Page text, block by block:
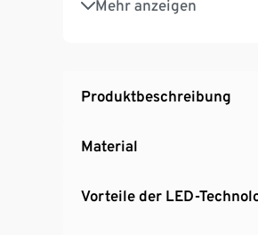
Mehr anzeigen
Spots und Solarpanele
Produktbeschreibung
Material
Vorteile der LED-